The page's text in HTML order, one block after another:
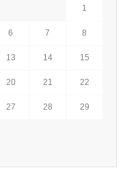
1
6 7 8
13 14 15
20 21 22
27 28 29